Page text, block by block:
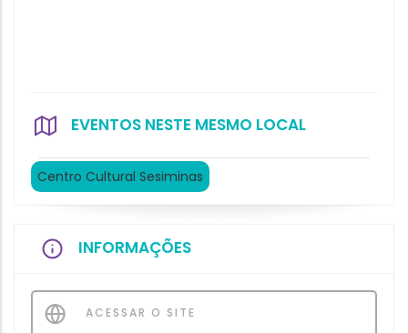
EVENTOS NESTE MESMO LOCAL
Centro Cultural Sesiminas
INFORMAÇÕES
ACESSAR O SITE